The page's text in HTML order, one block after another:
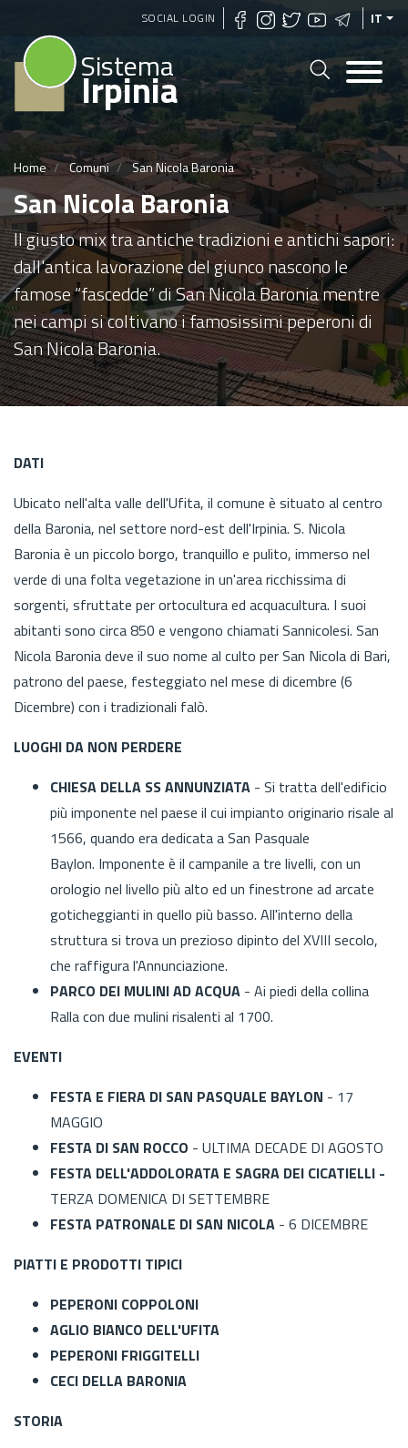
Salta
principale
SOCIAL LOGIN IT
Sistema
Irpinia
Home Comuni San Nicola Baronia
San Nicola Baronia
Il giusto mix tra antiche tradizioni e antichi sapori:
dall'antica lavorazione del giunco nascono le
famose “fascedde” di San Nicola Baronia mentre
nei campi si coltivano i famosissimi peperoni di
San Nicola Baronia.
DATI
Ubicato nell'alta valle dell'Ufita, il comune è situato al centro
della Baronia, nel settore nord-est dell'Irpinia. S. Nicola
Baronia è un piccolo borgo, tranquillo e pulito, immerso nel
verde di una folta vegetazione in un'area ricchissima di
sorgenti, sfruttate per ortocultura ed acquacultura. I suoi
abitanti sono circa 850 e vengono chiamati Sannicolesi. San
Nicola Baronia deve il suo nome al culto per San Nicola di Bari,
patrono del paese, festeggiato nel mese di dicembre (6
Dicembre) con i tradizionali falò.
LUOGHI DA NON PERDERE
CHIESA DELLA SS ANNUNZIATA - Si tratta dell'edificio
più imponente nel paese il cui impianto originario risale al
1566, quando era dedicata a San Pasquale
Baylon. Imponente è il campanile a tre livelli, con un
orologio nel livello più alto ed un finestrone ad arcate
goticheggianti in quello più basso. All'interno della
struttura si trova un prezioso dipinto del XVIII secolo,
che raffigura l'Annunciazione.
PARCO DEI MULINI AD ACQUA - Ai piedi della collina
Ralla con due mulini risalenti al 1700.
EVENTI
FESTA E FIERA DI SAN PASQUALE BAYLON - 17
MAGGIO
FESTA DI SAN ROCCO - ULTIMA DECADE DI AGOSTO
FESTA DELL'ADDOLORATA E SAGRA DEI CICATIELLI -
TERZA DOMENICA DI SETTEMBRE
FESTA PATRONALE DI SAN NICOLA - 6 DICEMBRE
PIATTI E PRODOTTI TIPICI
PEPERONI COPPOLONI
AGLIO BIANCO DELL'UFITA
PEPERONI FRIGGITELLI
CECI DELLA BARONIA
STORIA